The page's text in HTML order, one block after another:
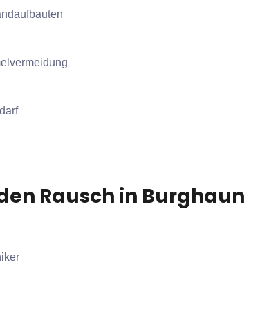
Rausch in Burghaun